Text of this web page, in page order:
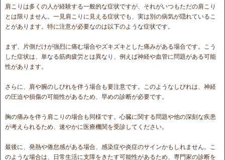
肩こりは多くの人が経験する一般的な症状ですが、それがいつもただの肩こり
とは限りません。一見肩こりに見える症状でも、実は別の病気が隠れているこ
とがあります。特に注意が必要なのは以下のような症状です。
まず、片側だけが強烈に痛む場合やズキズキとした痛みがある場合です。こう
した症状は、単なる筋肉疲労とは異なり、例えば神経や血管に問題がある可能
性があります。
さらに、肩や腕のしびれを伴う場合も要注意です。このようなしびれは、神経
の圧迫や損傷の可能性があるため、早めの診断が必要です。
胸の痛みを伴う肩こりの場合も同様です。心臓に関する問題や他の深刻な疾患
が考えられるため、速やかに医療機関を受診してください。
最後に、発熱や倦怠感がある場合、感染症や炎症のサインかもしれません。こ
のような場合は、日常生活に支障をきたす可能性があるため、専門家の診断を